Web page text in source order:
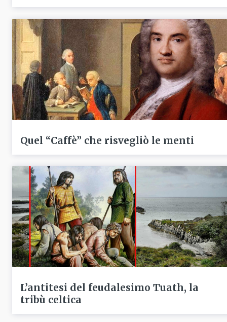
Quel “Caffè” che risvegliò le menti
L’antitesi del feudalesimo Tuath, la
tribù celtica